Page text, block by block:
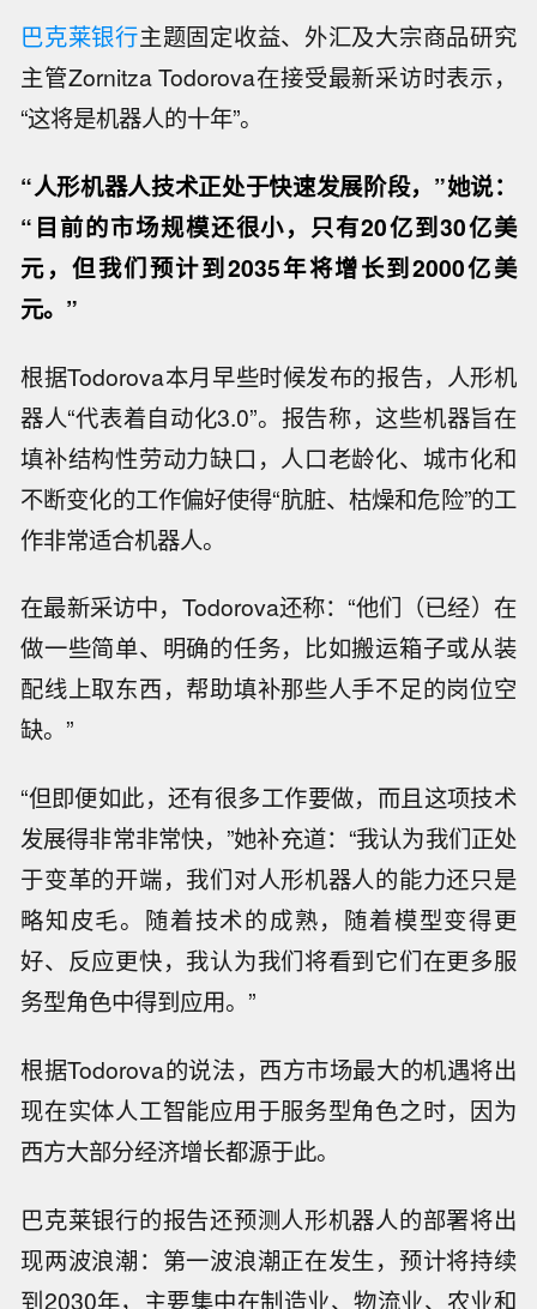
巴克莱银行主题固定收益、外汇及大宗商品研究
主管Zornitza Todorova在接受最新采访时表示，
“这将是机器人的十年”。
“人形机器人技术正处于快速发展阶段，”她说：
“目前的市场规模还很小，只有20亿到30亿美
元，但我们预计到2035年将增长到2000亿美
元。”
根据Todorova本月早些时候发布的报告，人形机
器人“代表着自动化3.0”。报告称，这些机器旨在
填补结构性劳动力缺口，人口老龄化、城市化和
不断变化的工作偏好使得“肮脏、枯燥和危险”的工
作非常适合机器人。
在最新采访中，Todorova还称：“他们（已经）在
做一些简单、明确的任务，比如搬运箱子或从装
配线上取东西，帮助填补那些人手不足的岗位空
缺。”
“但即便如此，还有很多工作要做，而且这项技术
发展得非常非常快，”她补充道：“我认为我们正处
于变革的开端，我们对人形机器人的能力还只是
略知皮毛。随着技术的成熟，随着模型变得更
好、反应更快，我认为我们将看到它们在更多服
务型角色中得到应用。”
根据Todorova的说法，西方市场最大的机遇将出
现在实体人工智能应用于服务型角色之时，因为
西方大部分经济增长都源于此。
巴克莱银行的报告还预测人形机器人的部署将出
现两波浪潮：第一波浪潮正在发生，预计将持续
到2030年，主要集中在制造业、物流业、农业和